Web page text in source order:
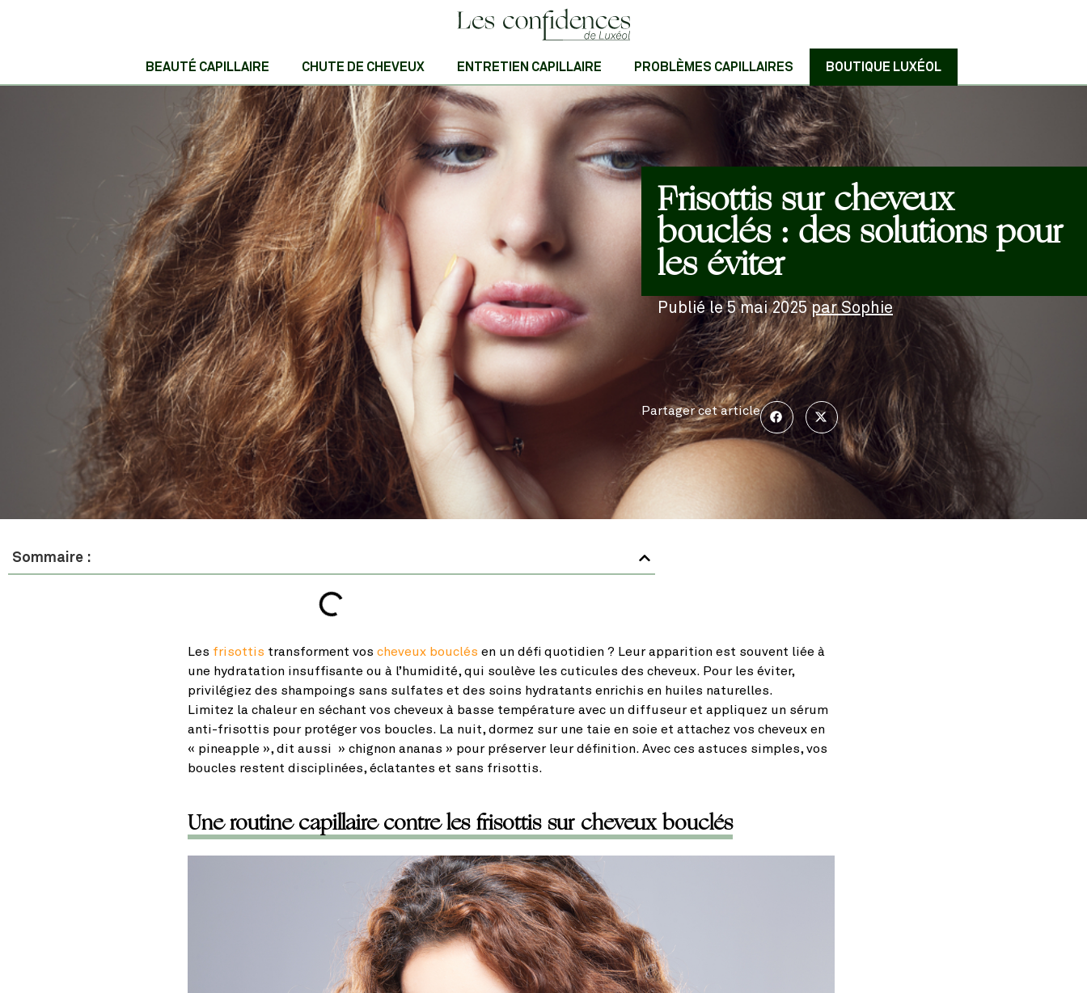
BEAUTÉ CAPILLAIRE CHUTE DE CHEVEUX ENTRETIEN CAPILLAIRE PROBLÈMES CAPILLAIRES BOUTIQUE LUXÉOL
Frisottis sur cheveux
bouclés : des solutions pour
les éviter
Publié le5 mai 2025 parSophie
Partager cet article
Sommaire :
Les frisottis transforment vos cheveux bouclés en un défi quotidien ? Leur apparition est souvent liée à
une hydratation insuffisante ou à l’humidité, qui soulève les cuticules des cheveux. Pour les éviter,
privilégiez des shampoings sans sulfates et des soins hydratants enrichis en huiles naturelles.
Limitez la chaleur en séchant vos cheveux à basse température avec un diffuseur et appliquez un sérum
anti-frisottis pour protéger vos boucles. La nuit, dormez sur une taie en soie et attachez vos cheveux en
« pineapple », dit aussi » chignon ananas » pour préserver leur définition. Avec ces astuces simples, vos
boucles restent disciplinées, éclatantes et sans frisottis.
Une routine capillaire contre les frisottis sur cheveux bouclés